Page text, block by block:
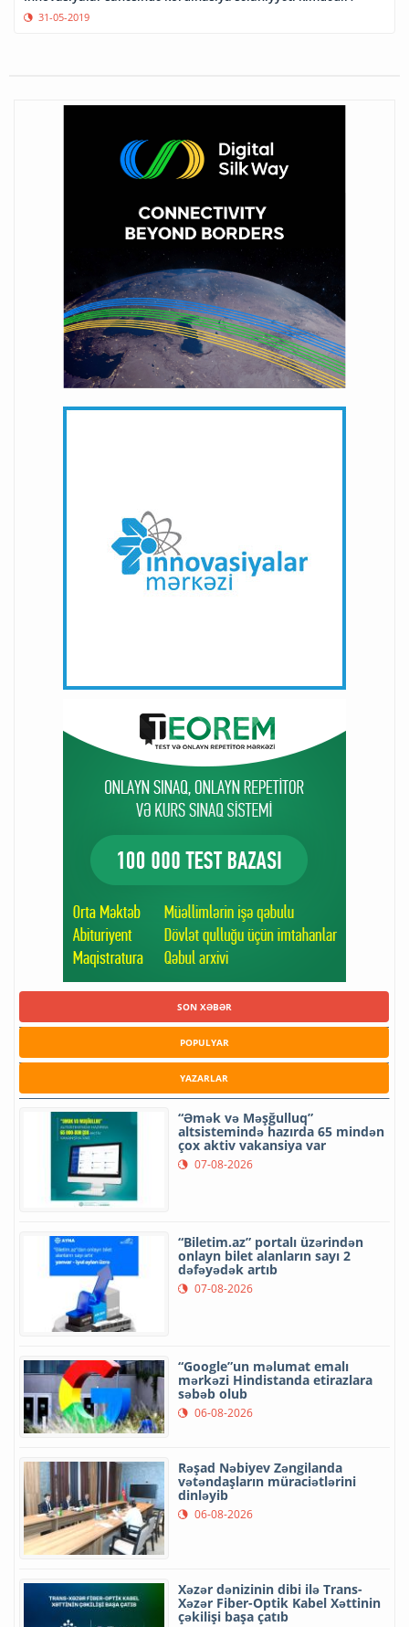
31-05-2019
SON XƏBƏR
POPULYAR
YAZARLAR
“Əmək və Məşğulluq”
altsistemində hazırda 65 mindən
çox aktiv vakansiya var
07-08-2026
“Biletim.az” portalı üzərindən
onlayn bilet alanların sayı 2
dəfəyədək artıb
07-08-2026
“Google”un məlumat emalı
mərkəzi Hindistanda etirazlara
səbəb olub
06-08-2026
Rəşad Nəbiyev Zəngilanda
vətəndaşların müraciətlərini
dinləyib
06-08-2026
Xəzər dənizinin dibi ilə Trans-
Xəzər Fiber-Optik Kabel Xəttinin
çəkilişi başa çatıb